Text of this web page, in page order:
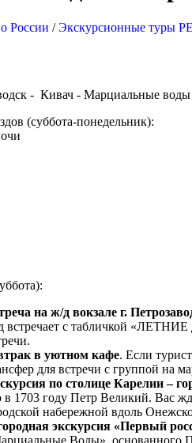
России /Экскурсионные
- Кивач - Марциальные воды
(суббота-понедельник):
на ж/д вокзале г.
встречает с табличкой
в уютном кафе. Если
для встречи с группой на
по столице Карелии –
в 1703 году Петр Великий. Вас
набережной вдоль
экскурсия «Первый
Воды», основанного